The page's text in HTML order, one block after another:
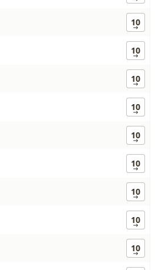
10
10
10
10
10
10
10
10
10